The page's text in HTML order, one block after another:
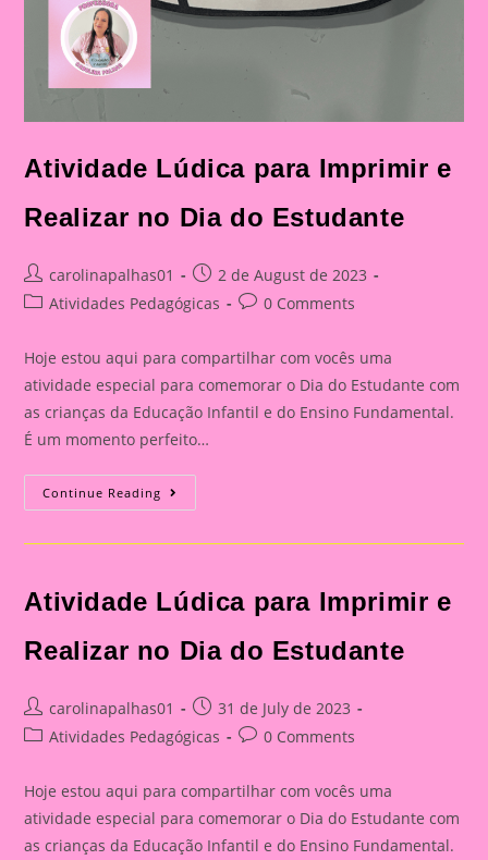
Atividade Lúdica para Imprimir e
Realizar no Dia do Estudante
Post
author:
carolinapalhas01
Post
published:
2 de August de 2023
PostAtividades Pedagógicas
Post0 Comments
Hoje estou aqui para compartilhar com vocês uma
atividade especial para comemorar o Dia do Estudante com
as crianças da Educação Infantil e do Ensino Fundamental.
É um momento perfeito…
Continue Reading Atividade
Lúdica
Imprimir
Dia
Do
Atividade Lúdica para Imprimir e
Realizar no Dia do Estudante
Post
author:
carolinapalhas01
Post
published:
31 de July de 2023
PostAtividades Pedagógicas
Post0 Comments
Hoje estou aqui para compartilhar com vocês uma
atividade especial para comemorar o Dia do Estudante com
as crianças da Educação Infantil e do Ensino Fundamental.